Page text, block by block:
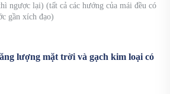
ngược lại) (tất cả các hướng của mái đều có
gần xích đạo)
lượng mặt trời và gạch kim loại có